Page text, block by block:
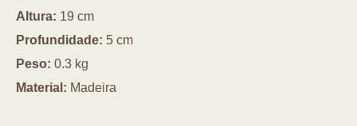
Altura: 19 cm
Profundidade: 5 cm
Peso: 0.3 kg
Material: Madeira